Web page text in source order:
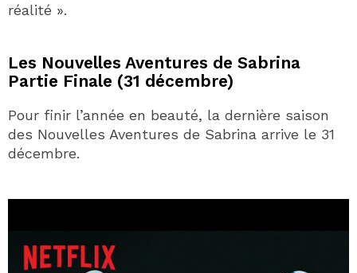
réalité ».
Les Nouvelles Aventures de Sabrina
Partie Finale (31 décembre)
Pour finir l’année en beauté, la dernière saison
des Nouvelles Aventures de Sabrina arrive le 31
décembre.